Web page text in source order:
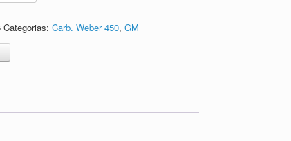
Categorias:Carb. Weber 450,GM